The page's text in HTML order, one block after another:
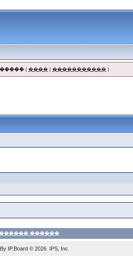
( ����| �����������)
������
IP.Board © 2026 IPS, Inc.